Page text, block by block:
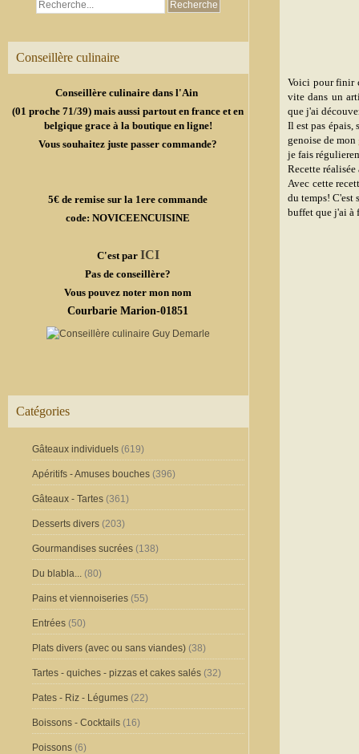
Conseillère culinaire
Conseillère culinaire dans l'Ain
(01 proche 71/39) mais aussi partout en france et en
belgique grace à la boutique en ligne!
Vous souhaitez juste passer commande?
5€ de remise sur la 1ere commande
code: NOVICEENCUISINE
C'est par ICI
Pas de conseillère?
Vous pouvez noter mon nom
Courbarie Marion-01851
Catégories
Gâteaux individuels (619)
Apéritifs - Amuses bouches (396)
Gâteaux - Tartes (361)
Desserts divers (203)
Gourmandises sucrées (138)
Du blabla... (80)
Pains et viennoiseries (55)
Entrées (50)
Plats divers (avec ou sans viandes) (38)
Tartes - quiches - pizzas et cakes salés (32)
Pates - Riz - Légumes (22)
Boissons - Cocktails (16)
Poissons (6)
Voici pour finir
vite dans un
que j'ai
Il est pas épais,
genoise de mon
je fais
Recette
Avec cette
du temps! C'est
buffet que j'ai à